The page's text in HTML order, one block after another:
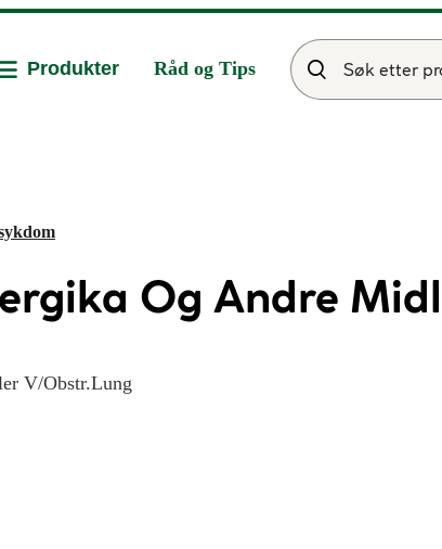
Produkter Råd og Tips
Og Andre
V/Obstr.Lung